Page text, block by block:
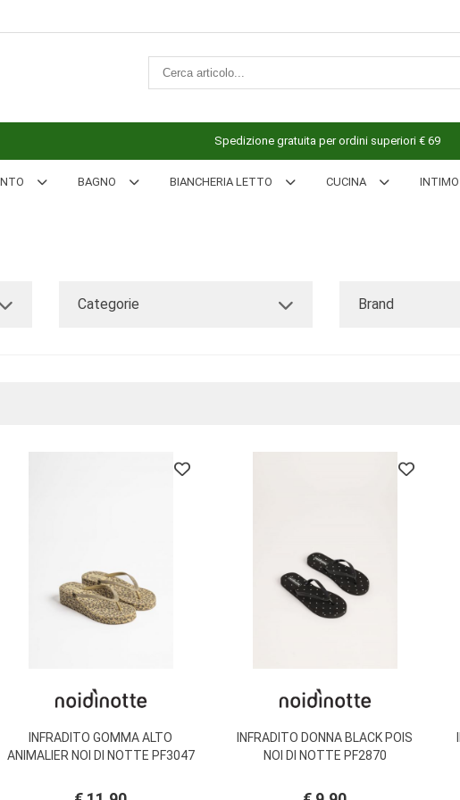
Spedizione gratuita per ordini superiori € 69
BAGNO BIANCHERIA LETTO CUCINA INTIMO
Categorie Brand
INFRADITO GOMMA ALTO
ANIMALIER NOI DI NOTTE PF3047
INFRADITO DONNA BLACK POIS
NOI DI NOTTE PF2870